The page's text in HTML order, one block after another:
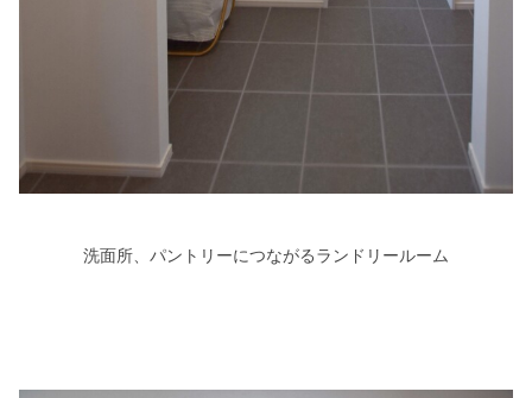
洗面所、パントリーにつながるランドリールーム